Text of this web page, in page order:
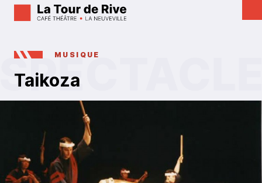
MUSIQUE
Taikoza